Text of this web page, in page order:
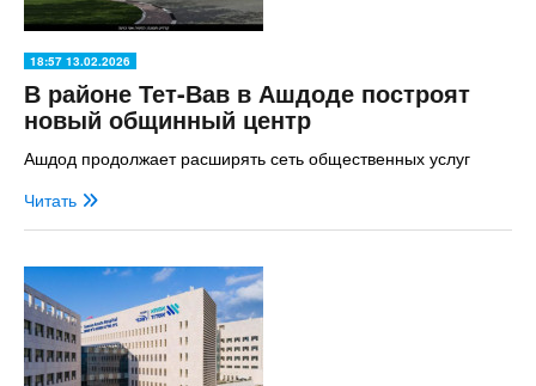
18:57 13.02.2026
В районе Тет-Вав в Ашдоде построят
новый общинный центр
Ашдод продолжает расширять сеть общественных услуг
Читать